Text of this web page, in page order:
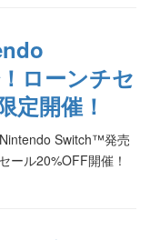
ローンチセ
定開催！
Switch™発売
ール20%OFF開催！